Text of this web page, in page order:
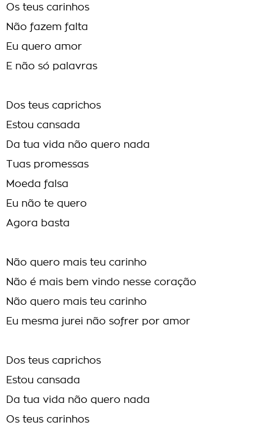
Os teus carinhos
Não fazem falta
Eu quero amor
E não só palavras
Dos teus caprichos
Estou cansada
Da tua vida não quero nada
Tuas promessas
Moeda falsa
Eu não te quero
Agora basta
Não quero mais teu carinho
Não é mais bem vindo nesse coração
Não quero mais teu carinho
Eu mesma jurei não sofrer por amor
Dos teus caprichos
Estou cansada
Da tua vida não quero nada
Os teus carinhos